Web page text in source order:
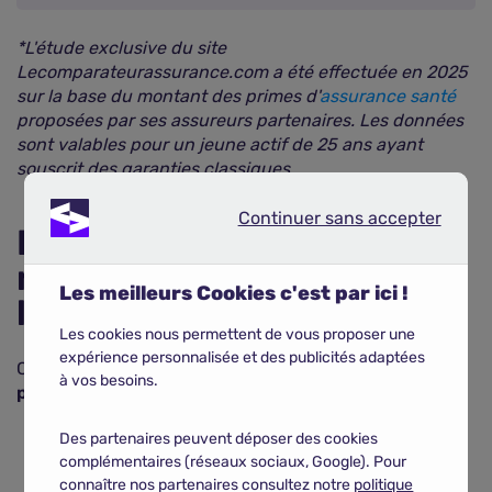
*L'étude exclusive du site
Lecomparateurassurance.com a été effectuée en 2025
sur la base du montant des primes d'assurance santé
proposées par ses assureurs partenaires. Les données
sont valables pour un jeune actif de 25 ans ayant
souscrit des garanties classiques.
Pourquoi le prix de la
mutuelle jeune varie selon
les départements ?
Cet
écart de 6,49 € entre le tarif mutuelle jeune le
plus élevé et le plus faible
Desdépassements d'honoraires plus ou moins
importantsselon les départements. Ils sont plus
fréquents dans les grandes agglomérations qu'à la
Continuer sans accepter
Les meilleurs Cookies c'est par ici !
Les cookies nous permettent de vous proposer une
expérience personnalisée et des publicités adaptées
à vos besoins.
Des partenaires peuvent déposer des cookies
complémentaires (réseaux sociaux, Google). Pour
connaître nos partenaires consultez notre politique
Continuer sans accepter